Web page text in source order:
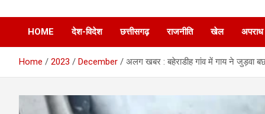
Khabar CG News
HOME देश-विदेश छत्तीसगढ़ राजनीति खेल अपराध
Home 2023 December अलग खबर : बहेराडीह गांव में गाय ने जुड़वा